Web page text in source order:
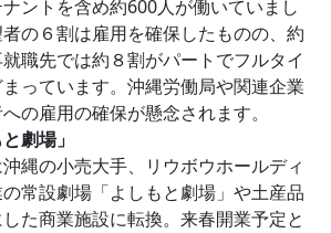
ントを含め約600人が働いていまし
の６割は雇用を確保したものの、約
職先では約８割がパートでフルタイ
っています。沖縄労働局や関連企業
の雇用の確保が懸念されます。
劇場」
縄の小売大手、リウボウホールディ
常設劇場「よしもと劇場」や土産品
た商業施設に転換。来春開業予定と